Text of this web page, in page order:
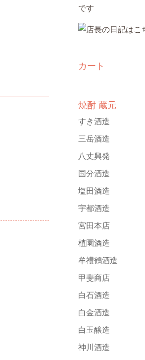
カート
焼酎 蔵元
すき酒造
三岳酒造
八丈興発
国分酒造
塩田酒造
宇都酒造
宮田本店
植園酒造
牟禮鶴酒造
甲斐商店
白石酒造
白金酒造
白玉醸造
神川酒造